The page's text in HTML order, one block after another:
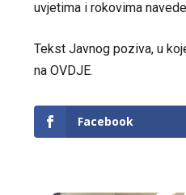
uvjetima i rokovima
Tekst Javnog poziva, u
na OVDJE.
Facebook